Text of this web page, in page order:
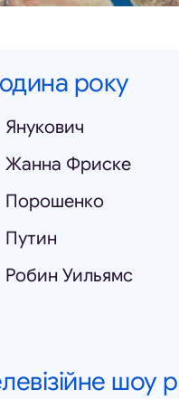
року
Янукович
Жанна Фриске
Порошенко
Путин
Робин Уильямс
шоу